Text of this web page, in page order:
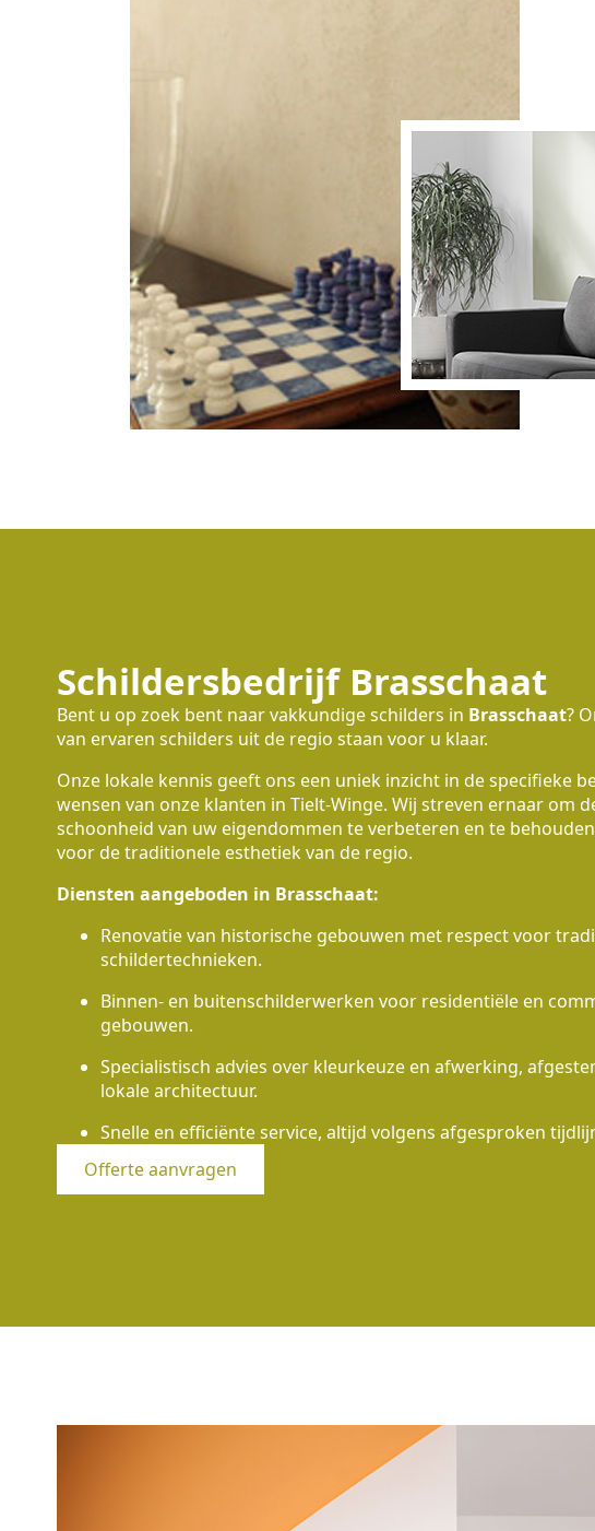
Schildersbedrijf Brasschaat
Bent u op zoek bent naar vakkundige schilders in Brasschaat?
van ervaren schilders uit de regio staan voor u klaar.
Onze lokale kennis geeft ons een uniek inzicht in de specifieke
wensen van onze klanten in Tielt-Winge. Wij streven ernaar om
schoonheid van uw eigendommen te verbeteren en te
voor de traditionele esthetiek van de regio.
Diensten aangeboden in Brasschaat:
Renovatie van historische gebouwen met respect voor
schildertechnieken.
Binnen- en buitenschilderwerken voor residentiële en
gebouwen.
Specialistisch advies over kleurkeuze en afwerking,
lokale architectuur.
Snelle en efficiënte service, altijd volgens afgesproken
Offerte aanvragen